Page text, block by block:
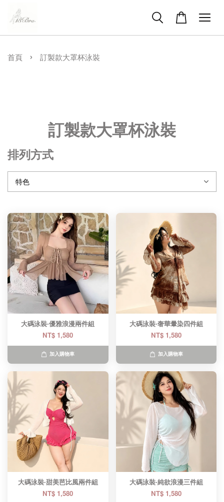
首頁 › 訂製款大罩杯泳裝
訂製款大罩杯泳裝
排列方式
大碼泳裝·優雅浪漫兩件組
NT$ 1,580
加入購物車
大碼泳裝·奢華暈染四件組
NT$ 1,580
加入購物車
大碼泳裝·甜美芭比風兩件組
NT$ 1,580
大碼泳裝·純欲浪漫三件組
NT$ 1,580